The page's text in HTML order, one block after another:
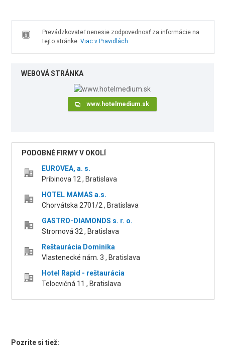
Prevádzkovateľ nenesie zodpovednosť za informácie na
tejto stránke. Viac v Pravidlách
WEBOVÁ STRÁNKA
www.hotelmedium.sk
PODOBNÉ FIRMY V OKOLÍ
EUROVEA, a. s.
Pribinova 12 , Bratislava
HOTEL MAMAS a.s.
Chorvátska 2701/2 , Bratislava
GASTRO-DIAMONDS s. r. o.
Stromová 32 , Bratislava
Reštaurácia Dominika
Vlastenecké nám. 3 , Bratislava
Hotel Rapid - reštaurácia
Telocvičná 11 , Bratislava
Pozrite si tiež: